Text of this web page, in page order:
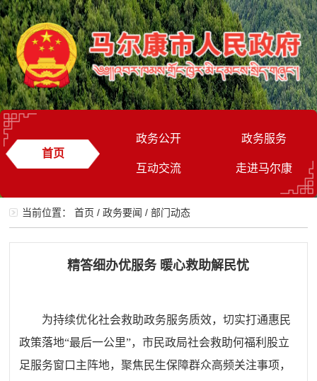
首页
政务公开 政务服务
互动交流 走进马尔康
当前位置：首页 /政务要闻 /部门动态
精答细办优服务 暖心救助解民忧
为持续优化社会救助政务服务质效，切实打通惠民
政策落地“最后一公里”，市民政局社会救助何福利股立
足服务窗口主阵地，聚焦民生保障群众高频关注事项，